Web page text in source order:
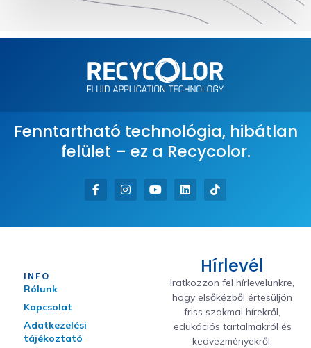
Fenntartható technológia, hibátlan
felület – ez a Recycolor.
INFO
Rólunk
Kapcsolat
Adatkezelési
tájékoztató
Hírlevél
Iratkozzon fel hírlevelünkre,
hogy elsőkézből értesüljön
friss szakmai hírekről,
edukációs tartalmakról és
kedvezményekről.